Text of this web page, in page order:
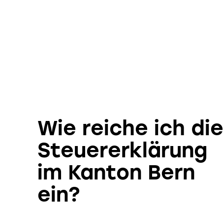
Wie reiche ich die
Steuererklärung
im Kanton Bern
ein?